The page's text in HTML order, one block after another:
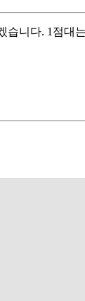
니다. 1점